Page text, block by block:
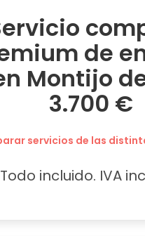
de
Montijo
3.700 €
servicios de las
Todo incluido. IVA